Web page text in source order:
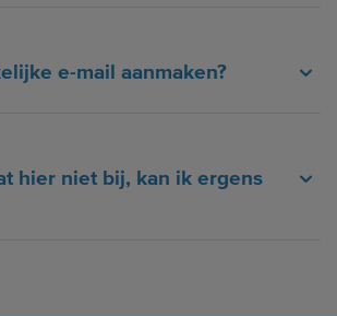
e-mail aanmaken?
hier niet bij, kan ik ergens